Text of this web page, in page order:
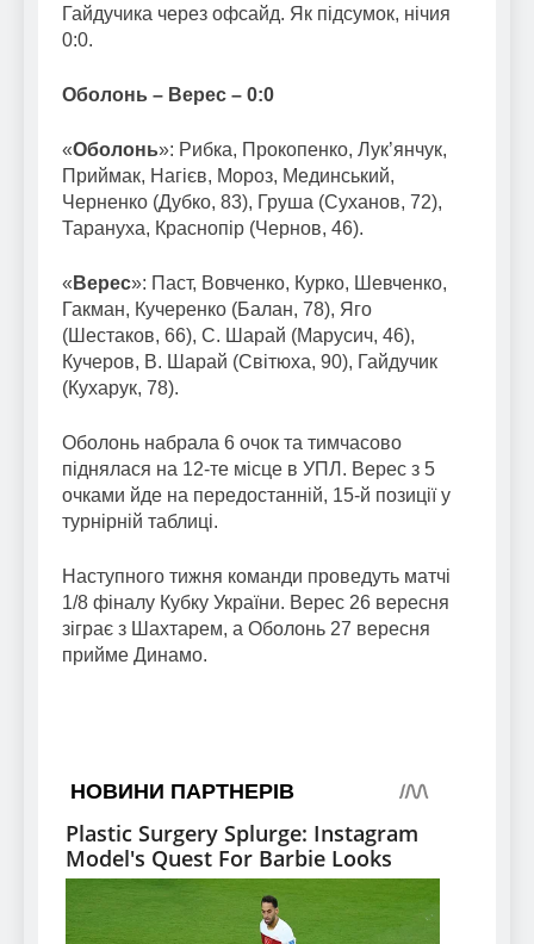
Гайдучика через офсайд. Як підсумок, нічия
0:0.
Оболонь – Верес – 0:0
«Оболонь»: Рибка, Прокопенко, Лук’янчук,
Приймак, Нагієв, Мороз, Мединський,
Черненко (Дубко, 83), Груша (Суханов, 72),
Тарануха, Краснопір (Чернов, 46).
« Верес»: Паст, Вовченко, Курко, Шевченко,
Гакман, Кучеренко (Балан, 78), Яго
(Шестаков, 66), С. Шарай (Марусич, 46),
Кучеров, В. Шарай (Світюха, 90), Гайдучик
(Кухарук, 78).
Оболонь набрала 6 очок та тимчасово
піднялася на 12-те місце в УПЛ. Верес з 5
очками йде на передостанній, 15-й позиції у
турнірній таблиці.
Наступного тижня команди проведуть матчі
1/8 фіналу Кубку України. Верес 26 вересня
зіграє з Шахтарем, а Оболонь 27 вересня
прийме Динамо.